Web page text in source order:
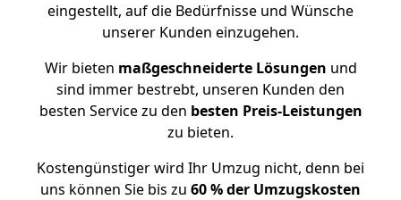
eingestellt, auf die Bedürfnisse und Wünsche
unserer Kunden einzugehen.
Wir bieten maßgeschneiderte Lösungen und
sind immer bestrebt, unseren Kunden den
besten Service zu den besten Preis-Leistungen
zu bieten.
Kostengünstiger wird Ihr Umzug nicht, denn bei
uns können Sie bis zu 60 % der Umzugskosten